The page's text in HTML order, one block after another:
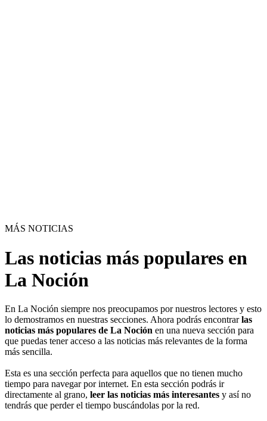
MÁS NOTICIAS
Las noticias más populares en
La Noción
En La Noción siempre nos preocupamos por nuestros lectores y esto
lo demostramos en nuestras secciones. Ahora podrás encontrarlas
noticias más populares de La Noción en una nueva sección para
que puedas tener acceso a las noticias más relevantes de la forma
más sencilla.
Esta es una sección perfecta para aquellos que no tienen mucho
tiempo para navegar por internet. En esta sección podrás ir
directamente al grano, leer las noticias más interesantes y así no
tendrás que perder el tiempo buscándolas por la red.